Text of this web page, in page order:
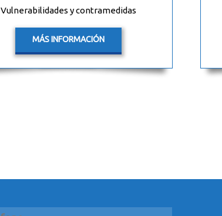
Vulnerabilidades y contramedidas
MÁS INFORMACIÓN